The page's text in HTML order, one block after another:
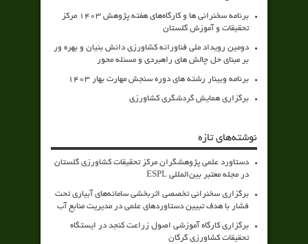
برنامه سخنرانی ها و کارگاه‌های هفته پژوهش 1403 مرکز
تحقیقات و آموزش گلستان
دومین رویداد ملی فناورانه کشاورزی دانش بنیان و بهره ور
بر مبنای حل چالش های راهبردی و مسئله محور
برنامه وبینار رشته های دوره سنجش مهارت بهار 1403
برگزاری همایش گردشگری کشاورزی
نوشته‌های تازه
دستاورد علمی پژوهشگران مرکز تحقیقات کشاورزی گلستان
در مجله معتبر بین‌المللی ESPL
برگزاری سخنرانی تخصصی اثربخشی سامانه‌های آبیاری تحت
فشار با هدف تبیین دستاوردهای علمی در مدیریت منابع آب
برگزاری کارگاه آموزشی اصول زراعت کنجد در ایستگاه
تحقیقات کشاورزی گرگان